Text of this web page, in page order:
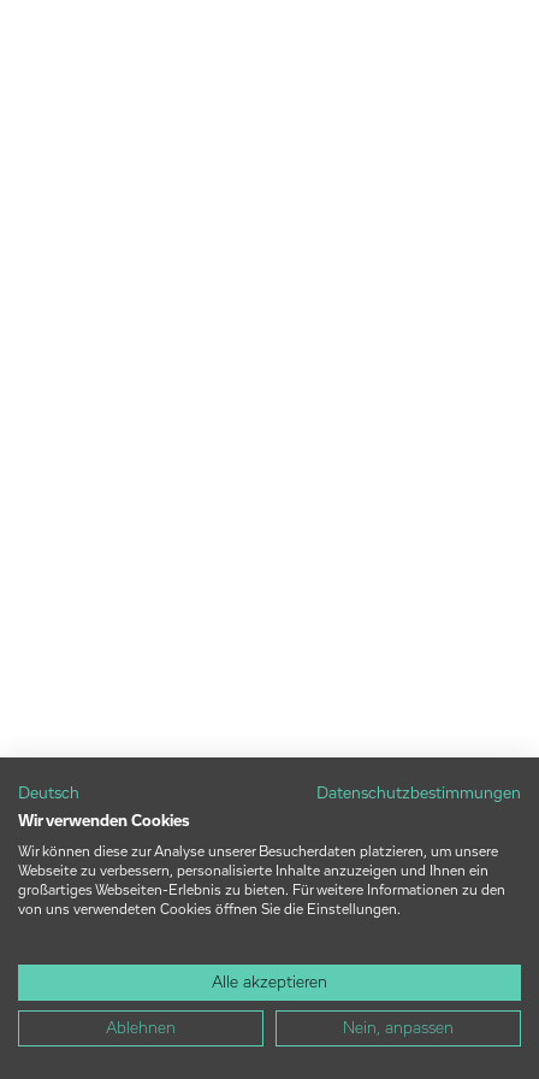
Deutsch
Datenschutzbestimmungen
Wir verwenden Cookies
Wir können diese zur Analyse unserer Besucherdaten platzieren, um unsere
Webseite zu verbessern, personalisierte Inhalte anzuzeigen und Ihnen ein
großartiges Webseiten-Erlebnis zu bieten. Für weitere Informationen zu den
von uns verwendeten Cookies öffnen Sie die Einstellungen.
Alle akzeptieren
Ablehnen Nein, anpassen